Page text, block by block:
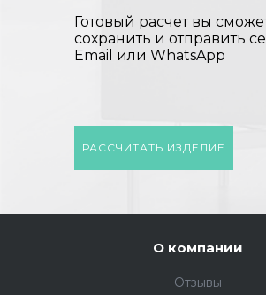
РАССЧИТАТЬ ИЗДЕЛИЕ
Готовый расчет вы
сохранить и отправить
Email или WhatsApp
О компании
Отзывы